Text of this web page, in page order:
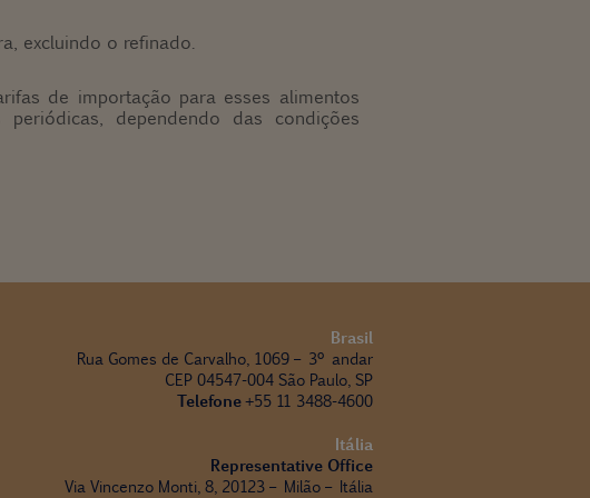
excluindo o refinado.
de importação para esses alimentos
dependendo das condições
Brasil
Rua Gomes de Carvalho, 1069 – 3º andar
CEP 04547-004 São Paulo, SP
Telefone+55 11 3488-4600
Itália
Representative Office
Via Vincenzo Monti, 8, 20123 – Milão – Itália